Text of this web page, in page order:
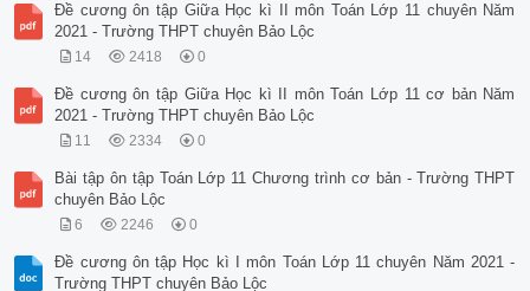
Đề cương ôn tập Giữa Học kì II môn Toán Lớp 11 chuyên Năm
2021 - Trường THPT chuyên Bảo Lộc
14 2418 0
Đề cương ôn tập Giữa Học kì II môn Toán Lớp 11 cơ bản Năm
2021 - Trường THPT chuyên Bảo Lộc
11 2334 0
Bài tập ôn tập Toán Lớp 11 Chương trình cơ bản - Trường THPT
chuyên Bảo Lộc
6 2246 0
Đề cương ôn tập Học kì I môn Toán Lớp 11 chuyên Năm 2021 -
Trường THPT chuyên Bảo Lộc